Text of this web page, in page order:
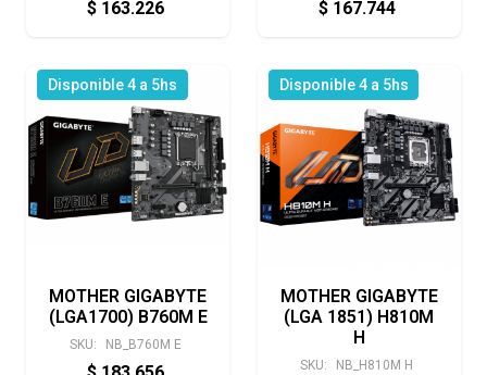
$ 163.226 $ 167.744
Disponible 4 a 5hs
MOTHER GIGABYTE
(LGA1700) B760M E
SKU: NB_B760M E
Disponible 4 a 5hs
MOTHER GIGABYTE
(LGA 1851) H810M
H
SKU: NB_H810M H